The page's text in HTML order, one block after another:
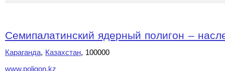
Семипалатинский ядерный полигон –
Караганда, Казахстан, 100000
www.poligon.kz